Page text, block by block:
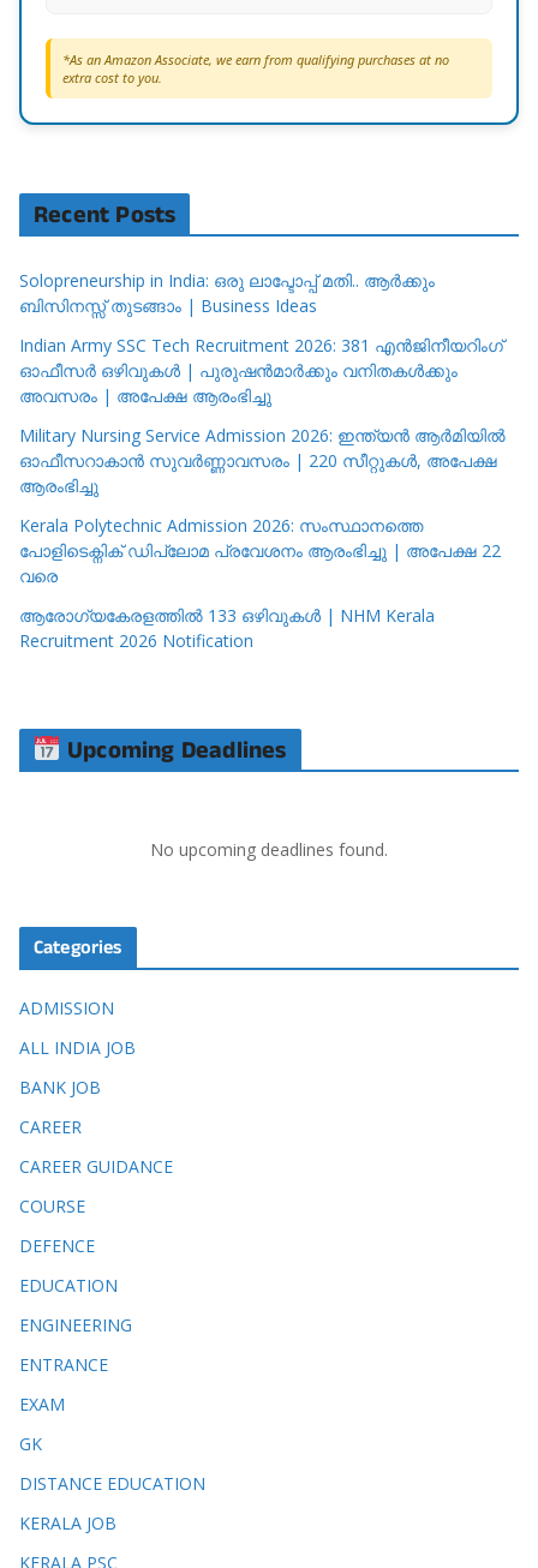
*As an Amazon Associate, we earn from qualifying purchases at no
extra cost to you.
Recent Posts
Solopreneurship in India: ഒരു ലാപ്ടോപ്പ് മതി.. ആർക്കും
ബിസിനസ്സ് തുടങ്ങാം | Business Ideas
Indian Army SSC Tech Recruitment 2026: 381 എൻജിനീയറിംഗ്
ഓഫീസർ ഒഴിവുകൾ | പുരുഷൻമാർക്കും വനിതകൾക്കും
അവസരം | അപേക്ഷ ആരംഭിച്ചു
Military Nursing Service Admission 2026: ഇന്ത്യൻ ആർമിയിൽ
ഓഫീസറാകാൻ സുവർണ്ണാവസരം | 220 സീറ്റുകൾ, അപേക്ഷ
ആരംഭിച്ചു
Kerala Polytechnic Admission 2026: സംസ്ഥാനത്തെ
പോളിടെക്നിക് ഡിപ്ലോമ പ്രവേശനം ആരംഭിച്ചു | അപേക്ഷ 22
വരെ
ആരോഗ്യകേരളത്തിൽ 133 ഒഴിവുകൾ | NHM Kerala
Recruitment 2026 Notification
Upcoming Deadlines
No upcoming deadlines found.
Categories
ADMISSION
ALL INDIA JOB
BANK JOB
CAREER
CAREER GUIDANCE
COURSE
DEFENCE
EDUCATION
ENGINEERING
ENTRANCE
EXAM
GK
DISTANCE EDUCATION
KERALA JOB
KERALA PSC